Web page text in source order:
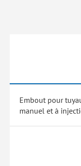
Embout pour
manuel et à